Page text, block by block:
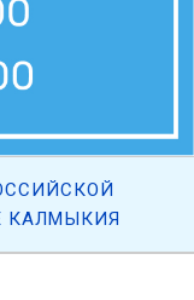
КАЛМЫКИЯ